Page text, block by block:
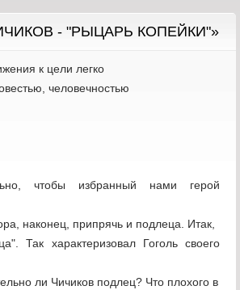
- "РЫЦАРЬ КОПЕЙКИ"»
к цели легко
человечностью
чтобы избранный нами герой
наконец, припрячь и подлеца. Итак,
Так характеризовал Гоголь своего
ли Чичиков подлец? Что плохого в